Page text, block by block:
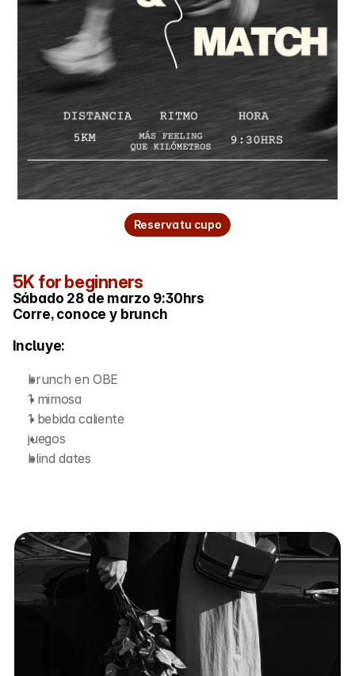
Reserva tu cupo
5K for beginners
Sábado 28 de marzo 9:30hrs
Corre, conoce y brunch
Incluye:
⁠brunch en OBE
⁠1 mimosa
⁠1 bebida caliente
⁠juegos
⁠blind dates